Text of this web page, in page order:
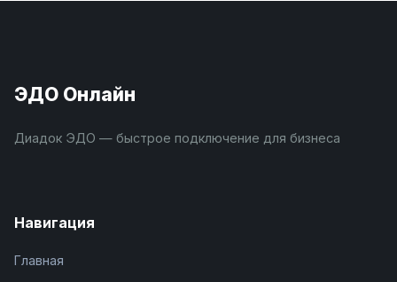
ЭДО Онлайн
Диадок ЭДО — быстрое подключение для бизнеса
Навигация
Главная